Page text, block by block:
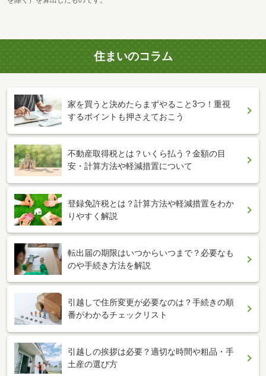
住まいのコラム
家を買うと決めたらまずやること3つ！重視
するポイントも押さえておこう
不動産取得税とは？いくら払う？金額の目
安・計算方法や軽減措置について
登録免許税とは？計算方法や軽減措置をわか
りやすく解説
転出届の期限はいつからいつまで？必要なも
のや手続き方法を解説
引越しで住所変更が必要なのは？手続きの順
番がわかるチェックリスト
引越しの挨拶は必要？適切な時間や粗品・手
土産の選び方